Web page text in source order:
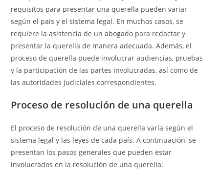
requisitos para presentar una querella pueden variar
según el país y el sistema legal. En muchos casos, se
requiere la asistencia de un abogado para redactar y
presentar la querella de manera adecuada. Además, el
proceso de querella puede involucrar audiencias, pruebas
y la participación de las partes involucradas, así como de
las autoridades judiciales correspondientes.
Proceso de resolución de una querella
El proceso de resolución de una querella varía según el
sistema legal y las leyes de cada país. A continuación, se
presentan los pasos generales que pueden estar
involucrados en la resolución de una querella: